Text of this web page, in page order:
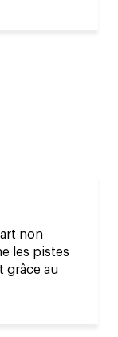
non
les pistes
grâce au